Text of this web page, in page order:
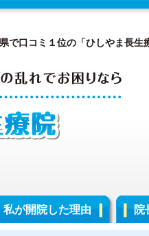
で口コミ１位の「ひしやま長生
私が開院した理由 院